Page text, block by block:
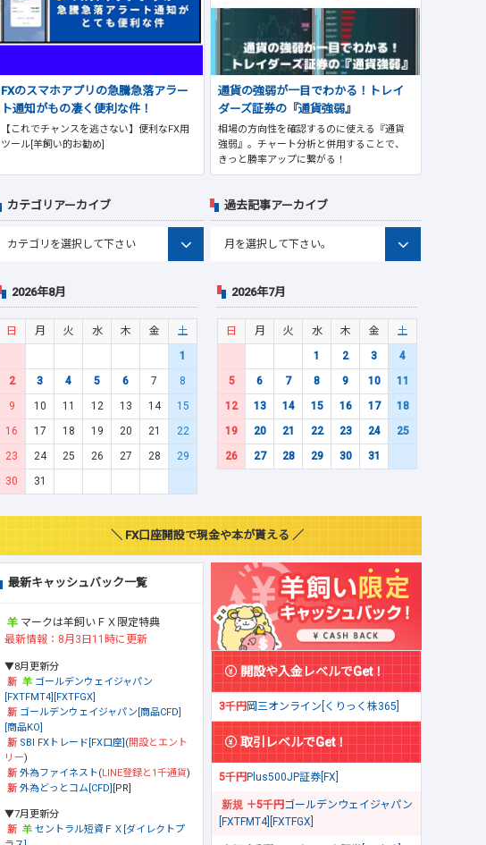
FXのスマホアプリの急騰急落アラー
ト通知がもの凄く便利な件！
【これでチャンスを逃さない】便利なFX用
ツール[羊飼い的お勧め]
通貨の強弱が一目でわかる！トレイ
ダーズ証券の『通貨強弱』
相場の方向性を確認するのに使える『通貨
強弱』。チャート分析と併用することで、
きっと勝率アップに繋がる！
カテゴリアーカイブ 過去記事アーカイブ
2026年8月
日 月 火 水 木 金
土
1
2
3 4 5 6 7
8
9
10 11 12 13 14
15
16
17 18 19 20 21
22
23
24 25 26 27 28
29
30
31
2026年7月
日 月 火 水 木 金
土
1
2 3
4
5
6 7 8 9 10
11
12
13 14 15 16 17
18
19
20 21 22 23 24
25
26
27 28 29 30 31
＼ FX口座開設で現金や本が貰える ／
最新キャッシュバック一覧
マークは羊飼いＦＸ限定特典
最新情報：8月3日11時に更新
▼8月更新分
ゴールデンウェイジャパン
[FXTFMT4][FXTFGX]
ゴールデンウェイジャパン[商品CFD]
[商品KO]
SBI FXトレード[FX口座] (開設とエント
リー)
外為ファイネスト(LINE登録と1千通貨)
外為どっとコム[CFD] [PR]
▼7月更新分
セントラル短資ＦＸ[ダイレクトプ
開設や入金レベルでGet！
3千円岡三オンライン[くりっく株365]
取引レベルでGet！
5千円Plus500JP証券[FX]
＋5千円ゴールデンウェイジャパン
[FXTFMT4][FXTFGX]